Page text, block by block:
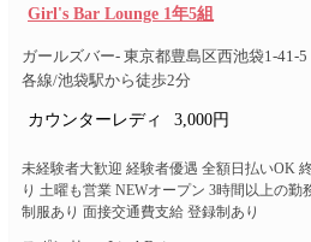
Girl's Bar Lounge 1年5組
ガールズバー- 東京都豊島区西池袋1-41-
各線/池袋駅から徒歩2分
カウンターレディ 3,000円
未経験者大歓迎 経験者優遇 全額日払いOK
り 土曜も営業 NEWオープン 3時間以上の勤
制服あり 面接交通費支給 登録制あり